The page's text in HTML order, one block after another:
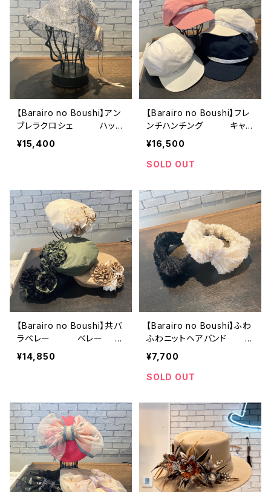
【Barairo no Boushi】アン
ブレラクロシェ ハッ
ト L008439
¥15,400
【Barairo no Boushi】フレ
ンチハンチング キャス
¥16,500
SOLD OUT
【Barairo no Boushi】共バ
ラベレー ベレー
L008430
¥14,850
【Barairo no Boushi】ふわ
ふわニットヘアバンド
¥7,700
SOLD OUT